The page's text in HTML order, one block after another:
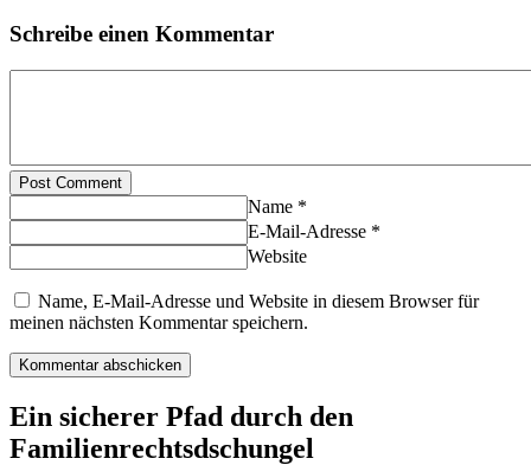
Schreibe einen Kommentar
Post Comment
Name *
E-Mail-Adresse *
Website
Name, E-Mail-Adresse und Website in diesem Browser für
meinen nächsten Kommentar speichern.
Ein sicherer Pfad durch den
Familienrechtsdschungel